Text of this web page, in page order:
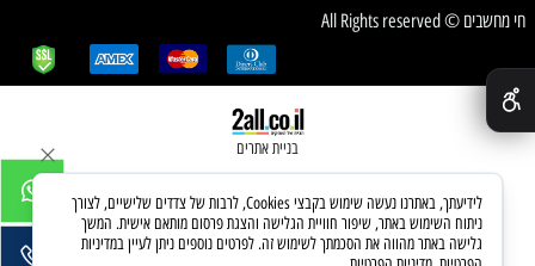
חי מחשבים © All Rights reserved
בניית אתרים
לידיעתך, באתרנו נעשה שימוש בקבצי Cookies, לרבות של צדדים שלישיים, לצורך
ניתוח השימוש באתר, שיפור חוויית הגלישה והצגת פרסום מותאם אישית. המשך
גלישה באתר מהווה את הסכמתך לשימוש זה. לפרטים נוספים ניתן לעיין במדיניות